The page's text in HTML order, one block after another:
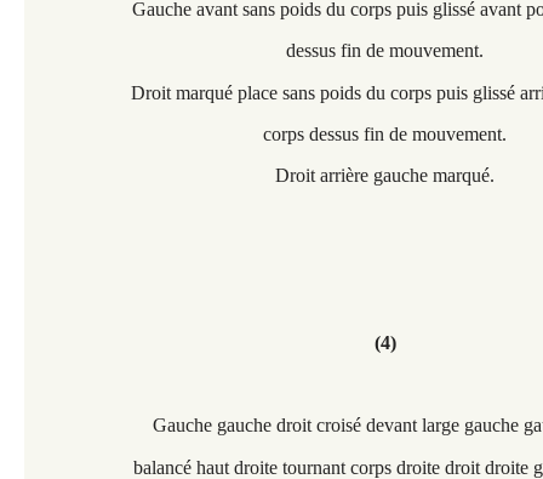
Gauche avant sans poids du corps puis glissé avant
dessus fin de mouvement.
Droit marqué place sans poids du corps puis glissé
corps dessus fin de mouvement.
Droit arrière gauche marqué.
(4)
Gauche gauche droit croisé devant large gauche
balancé haut droite tournant corps droite droit droite